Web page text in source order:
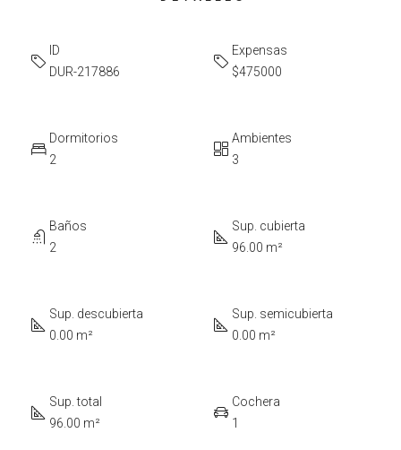
ID
DUR-217886
Expensas
$475000
Dormitorios
2
Ambientes
3
Baños
2
Sup. cubierta
96.00 m²
Sup. descubierta
0.00 m²
Sup. semicubierta
0.00 m²
Sup. total
96.00 m²
Cochera
1